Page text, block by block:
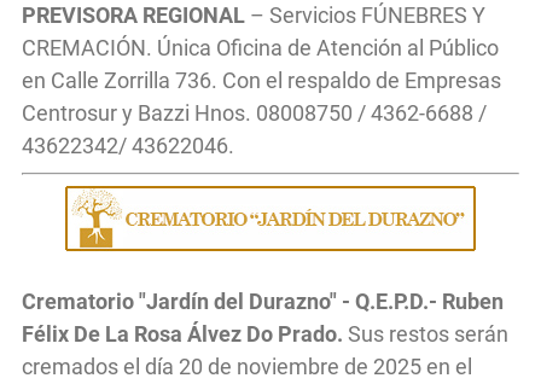
PREVISORA REGIONAL – Servicios FÚNEBRES Y
CREMACIÓN. Única Oficina de Atención al Público
en Calle Zorrilla 736. Con el respaldo de Empresas
Centrosur y Bazzi Hnos. 08008750 / 4362-6688 /
43622342/ 43622046.
Crematorio "Jardín del Durazno" - Q.E.P.D.- Ruben
Félix De La Rosa Álvez Do Prado. Sus restos serán
cremados el día 20 de noviembre de 2025 en el